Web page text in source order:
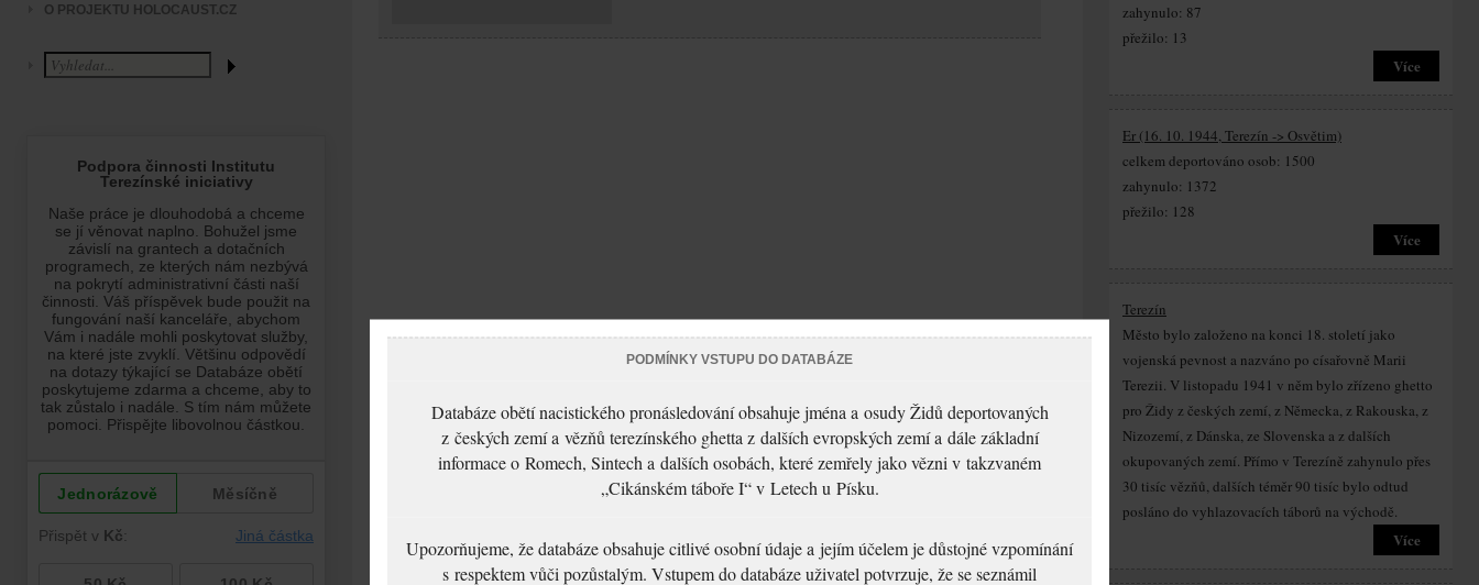
O PROJEKTU HOLOCAUST.CZ
zahynulo: 87
přežilo: 13
Více
Er (16. 10. 1944, Terezín -> Osvětim)
celkem deportováno osob: 1500
zahynulo: 1372
přežilo: 128
Více
Terezín
Město bylo založeno na konci 18. století jako
vojenská pevnost a nazváno po císařovně Marii
Terezii. V listopadu 1941 v něm bylo zřízeno ghetto
pro Židy z českých zemí, z Německa, z Rakouska, z
Nizozemí, z Dánska, ze Slovenska a z dalších
okupovaných zemí. Přímo v Terezíně zahynulo přes
30 tisíc vězňů, dalších téměr 90 tisíc bylo odtud
posláno do vyhlazovacích táborů na východě.
Více
PODMÍNKY VSTUPU DO DATABÁZE
Databáze obětí nacistického pronásledování obsahuje jména a osudy Židů deportovaných
z českých zemí a vězňů terezínského ghetta z dalších evropských zemí a dále základní
informace o Romech, Sintech a dalších osobách, které zemřely jako vězni v takzvaném
„Cikánském táboře I“ v Letech u Písku.
Upozorňujeme, že databáze obsahuje citlivé osobní údaje a jejím účelem je důstojné vzpomínání
s respektem vůči pozůstalým. Vstupem do databáze uživatel potvrzuje, že se seznámil